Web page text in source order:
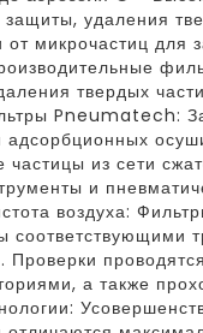
удаления
от микрочастиц
твердых
Pneumatech:
адсорбционных
из сети
и
воздуха:
соответствующими
Проверки
а также